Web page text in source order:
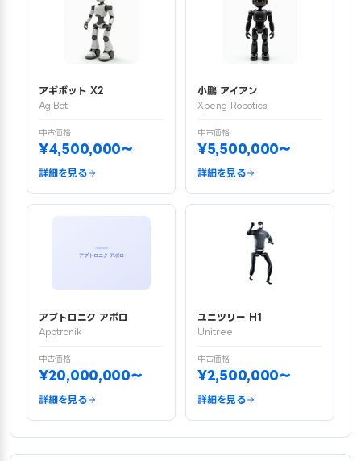
アギボット X2
AgiBot
中古価格
¥4,500,000〜
詳細を見る
小鵬 アイアン
Xpeng Robotics
中古価格
¥5,500,000〜
詳細を見る
アプトロニク アポロ
Apptronik
中古価格
¥20,000,000〜
詳細を見る
ユニツリー H1
Unitree
中古価格
¥2,500,000〜
詳細を見る